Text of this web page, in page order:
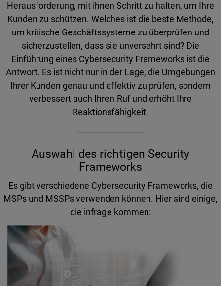
Herausforderung, mit ihnen Schritt zu halten, um Ihre
Kunden zu schützen. Welches ist die beste Methode,
um kritische Geschäftssysteme zu überprüfen und
sicherzustellen, dass sie unversehrt sind? Die
Einführung eines Cybersecurity Frameworks ist die
Antwort. Es ist nicht nur in der Lage, die Umgebungen
Ihrer Kunden genau und effektiv zu prüfen, sondern
verbessert auch Ihren Ruf und erhöht Ihre
Reaktionsfähigkeit.
Auswahl des richtigen Security
Frameworks
Es gibt verschiedene Cybersecurity Frameworks, die
MSPs und MSSPs verwenden können. Hier sind einige,
die infrage kommen: